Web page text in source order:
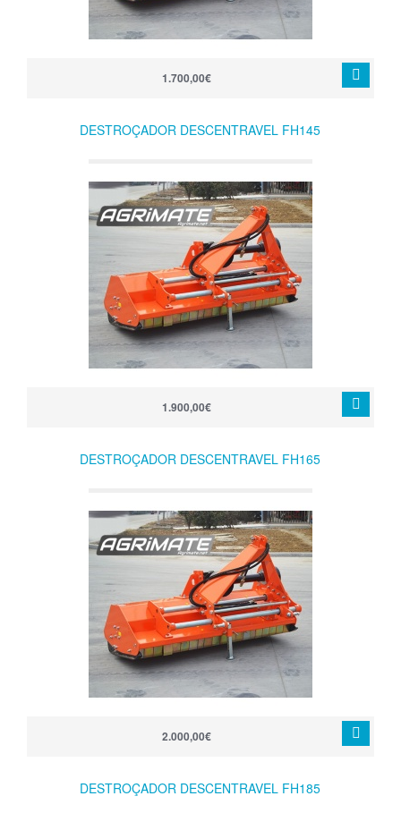
1.700,00€
DESTROÇADOR DESCENTRAVEL FH145
1.900,00€
DESTROÇADOR DESCENTRAVEL FH165
2.000,00€
DESTROÇADOR DESCENTRAVEL FH185